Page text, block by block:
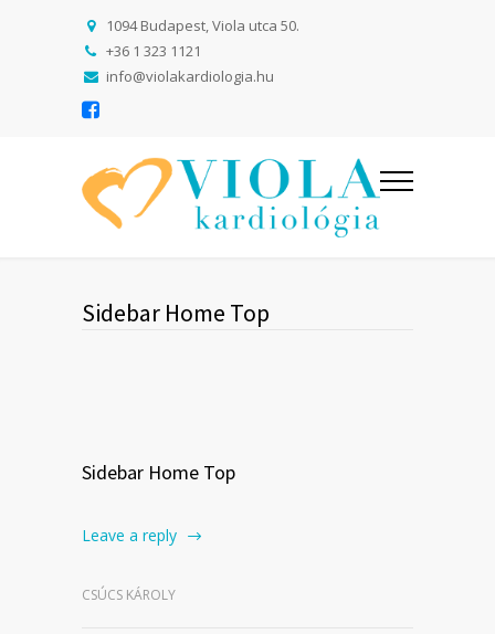
1094 Budapest, Viola utca 50.
+36 1 323 1121
info@violakardiologia.hu
Sidebar Home Top
Sidebar Home Top
Leave a reply
CSÚCS KÁROLY